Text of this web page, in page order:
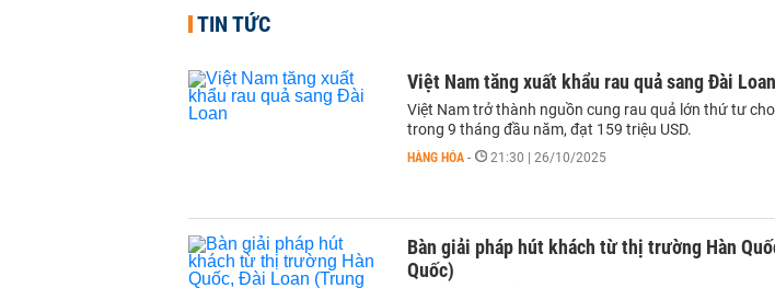
TIN TỨC
Việt Nam tăng xuất khẩu rau quả sang Đài Loan
Việt Nam trở thành nguồn cung rau quả lớn thứ tư
trong 9 tháng đầu năm, đạt 159 triệu USD.
HÀNG HÓA - 21:30 | 26/10/2025
Bàn giải pháp hút khách từ thị trường Hàn
Quốc)